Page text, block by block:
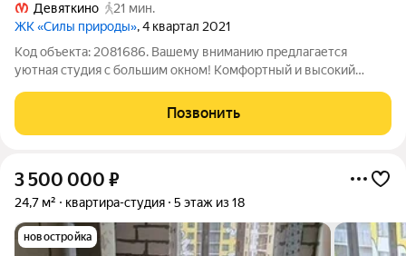
Девяткино
21 мин.
ЖК «Силы природы», 4 квартал 2021
Код объекта: 2081686. Вашему вниманию предлагается
уютная студия с большим окном! Комфортный и высокий
дополнительных вложений. - Просторное
Позвонить
3 500 000 ₽
24,7 м² квартира-студия 5 этаж из 18
новостройка